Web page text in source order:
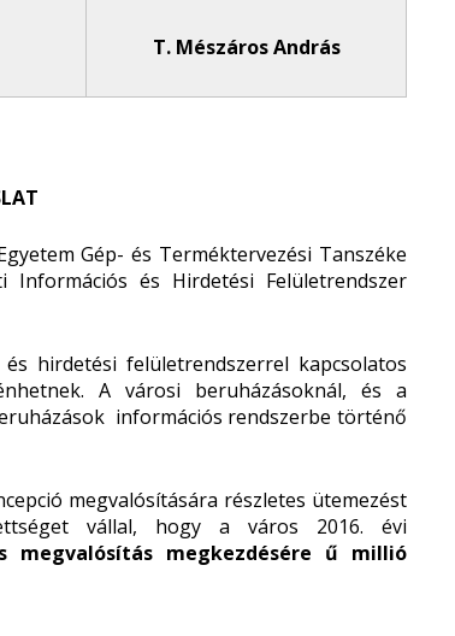
T. Mészáros András
Gép- és Terméktervezési Tanszéke
és Hirdetési Felületrendszer
hirdetési felületrendszerrel kapcsolatos
A városi beruházásoknál, és a
információs rendszerbe történő
megvalósítására részletes ütemezést
vállal, hogy a város 2016. évi
megvalósítás megkezdésére ű millió